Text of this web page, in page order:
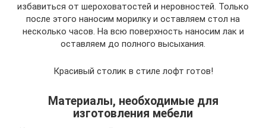
избавиться от шероховатостей и неровностей. Только
после этого наносим морилку и оставляем стол на
несколько часов. На всю поверхность наносим лак и
оставляем до полного высыхания.
Красивый столик в стиле лофт готов!
Материалы, необходимые для
изготовления мебели